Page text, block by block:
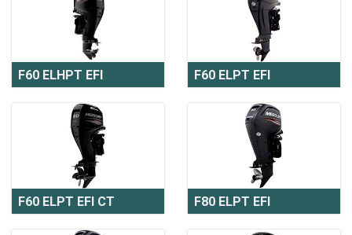
F60 ELHPT EFI F60 ELPT EFI
F60 ELPT EFI CT F80 ELPT EFI